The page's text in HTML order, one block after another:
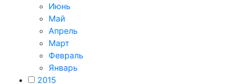
Июнь
Май
Апрель
Март
Февраль
Январь
2015